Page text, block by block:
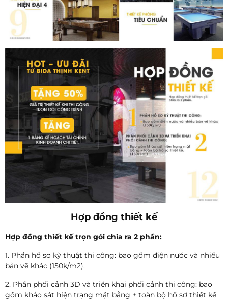
Hợp đồng thiết kế
Hợp đồng thiết kế trọn gói chia ra 2 phần:
1. Phần hồ sơ kỹ thuật thi công: bao gồm điện nước và nhiều
bản vẽ khác (150k/m2).
2. Phần phối cảnh 3D và triển khai phối cảnh thi công: bao
gồm khảo sát hiện trạng mặt bằng + toàn bộ hồ sơ thiết kế